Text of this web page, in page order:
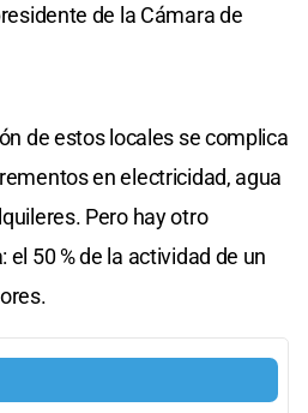
de la Cámara de
de estos locales se complica
en electricidad, agua
Pero hay otro
50 % de la actividad de un